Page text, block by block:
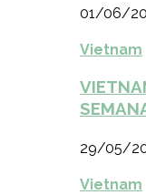
01/06/
Vietnam
29/05/
Vietnam